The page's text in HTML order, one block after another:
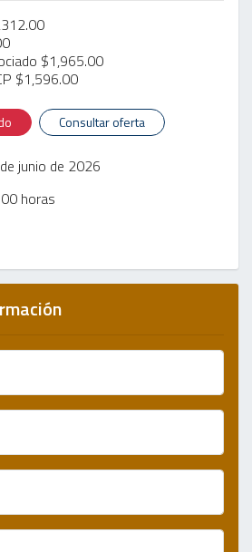
$1,965.00
$1,596.00
Consultar oferta
junio de 2026
horas